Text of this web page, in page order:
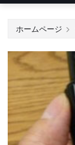
ホームページ